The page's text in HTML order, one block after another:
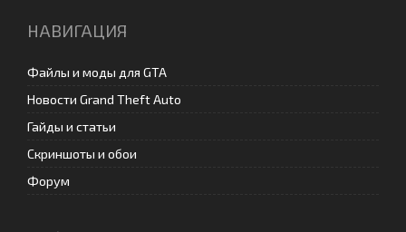
НАВИГАЦИЯ
Файлы и моды для GTA
Новости Grand Theft Auto
Гайды и статьи
Скриншоты и обои
Форум